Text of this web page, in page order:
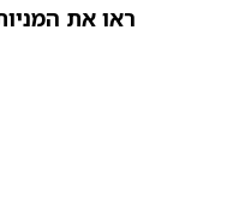
ראו את